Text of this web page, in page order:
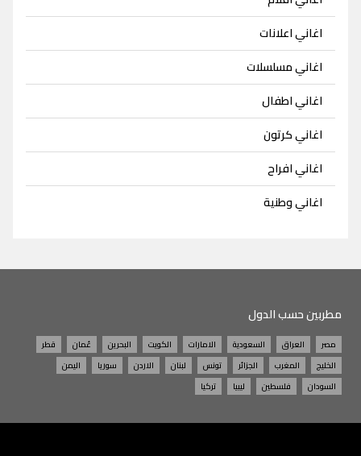
اغاني اعلانات
اغاني مسلسلات
اغاني اطفال
اغاني كرتون
اغاني افراح
اغاني وطنية
مطربين حسب الدول
مصر العراق السعودية الامارات الكويت البحرين عُمان
قطر
الخليج
المغرب الجزائر تونس لبنان الاردن سوريا
اليمن
السودان
فلسطين ليبيا تركيا